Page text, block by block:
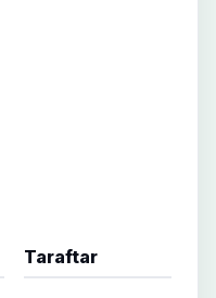
Taraftar